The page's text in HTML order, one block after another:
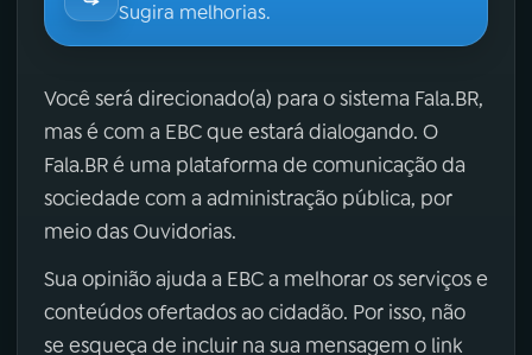
Sugira melhorias.
Você será direcionado(a) para o sistema Fala.BR,
mas é com a EBC que estará dialogando. O
Fala.BR é uma plataforma de comunicação da
sociedade com a administração pública, por
meio das Ouvidorias.
Sua opinião ajuda a EBC a melhorar os serviços e
conteúdos ofertados ao cidadão. Por isso, não
se esqueça de incluir na sua mensagem o link